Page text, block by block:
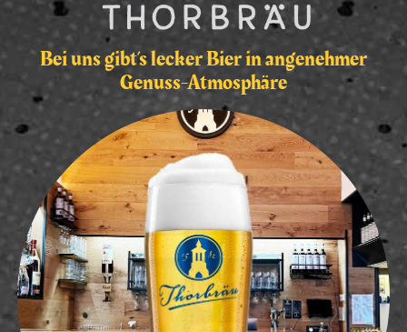
Bei uns gibt’s lecker Bier in angenehmer
Genuss-Atmosphäre